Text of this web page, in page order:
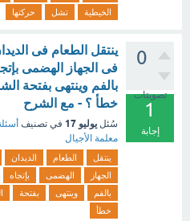
الخيطية
تشل حركتها
0
تصويتات
1
إجابة
ينتقل الطعام فى
فى الجهاز الهضمى
بالفم وينتهى بفتحة
خطأ ؟ - مع الشرح
سُئل يوليو 17 في تصنيف
معلمة الأجيال
ينتقل الطعام الديدان
الجهاز
الهضمى بإتجاه
بالفم
وينتهى بفتحة
خطأ